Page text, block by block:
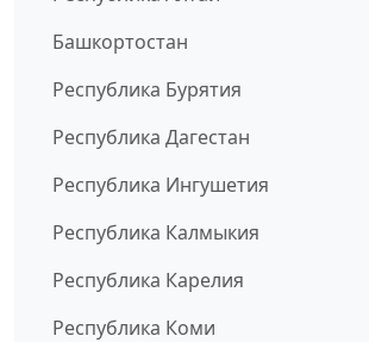
Башкортостан
Республика Бурятия
Республика Дагестан
Республика Ингушетия
Республика Калмыкия
Республика Карелия
Республика Коми